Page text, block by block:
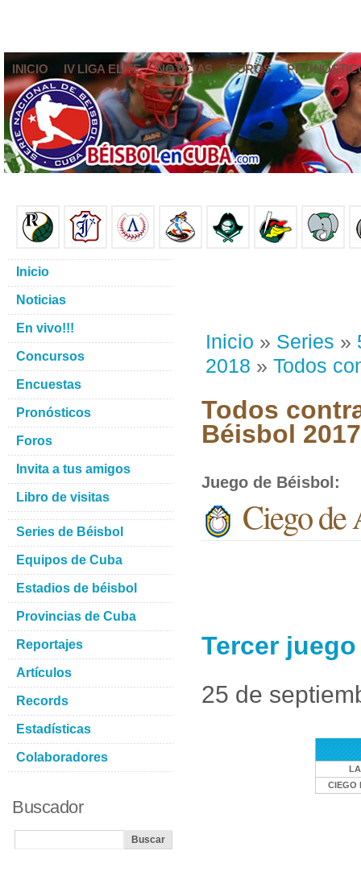
INICIO IV LIGA ELITE NOTICIAS FOROS
Inicio » Series »
2018 » Todos
Todos
Béisbol
Juego de Béisbol :
Ciego de
Tercer
25 de
CIEGO
Inicio
Noticias
En vivo!!!
Concursos
Encuestas
Pronósticos
Foros
Invita a tus amigos
Libro de visitas
Series de Béisbol
Equipos de Cuba
Estadios de béisbol
Provincias de Cuba
Reportajes
Artículos
Records
Estadísticas
Colaboradores
Buscador